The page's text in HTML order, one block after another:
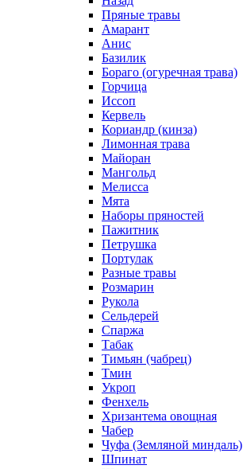
Пряные травы
Амарант
Анис
Базилик
Бораго (огуречная трава)
Горчица
Иссоп
Кервель
Кориандр (кинза)
Лимонная трава
Майоран
Мангольд
Мелисса
Мята
Наборы пряностей
Пажитник
Петрушка
Портулак
Разные травы
Розмарин
Рукола
Сельдерей
Спаржа
Табак
Тимьян (чабрец)
Тмин
Укроп
Фенхель
Хризантема овощная
Чабер
Чуфа (Земляной миндаль)
Шпинат